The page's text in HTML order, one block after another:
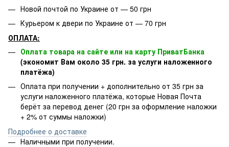
Новой почтой по Украине от — 50 грн
Курьером к двери по Украине от — 70 грн
ОПЛАТА:
Оплата товара на сайте или на карту ПриватБанка
(экономит Вам около 35 грн. за услуги наложенного
платёжа)
Оплата при получении + дополнительно от 35 грн за
услуги наложенного платёжа, которые Новая Почта
берёт за перевод денег (20 грн за оформление наложки
+ 2% от суммы наложки)
Подробнее о доставке
Наличными при получении.